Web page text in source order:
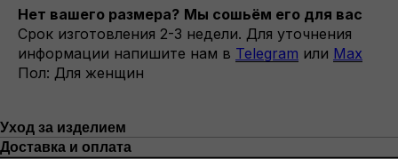
Нет вашего размера? Мы сошьём его для вас
Срок изготовления 2-3 недели. Для уточнения
информации напишите нам в Telegram или Max
Пол: Для женщин
Уход за изделием
Доставка и оплата